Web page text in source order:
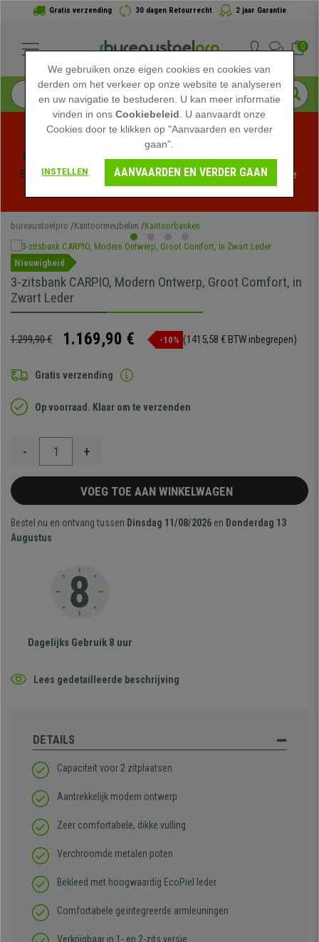
Gratis verzending 30 dagen Retourrecht 2 jaar Garantie
0
Profiteer van de Zomeruitverkoop bij bureaustoelpro!
Exclusieve kortingen voor een beperkte tijd - Bekijk de
bureaustoelpro Kantoormeubelen Kantoorbanken
Nieuwigheid
3-zitsbank CARPIO, Modern Ontwerp, Groot Comfort, in
Zwart Leder
1.299,90 € 1.169,90 € -10% (1415,58 € BTW inbegrepen)
Gratis verzending
Op voorraad. Klaar om te verzenden
- +
VOEG TOE AAN WINKELWAGEN
Bestel nu en ontvang tussen Dinsdag 11/08/2026 en Donderdag 13
Augustus
Dagelijks Gebruik 8 uur
Lees gedetailleerde beschrijving
DETAILS
Capaciteit voor 2 zitplaatsen
Aantrekkelijk modern ontwerp
Zeer comfortabele, dikke vulling
Verchroomde metalen poten
Bekleed met hoogwaardig EcoPiel leder
Comfortabele geïntegreerde armleuningen
Verkrijgbaar in 1- en 2-zits versie
We gebruiken onze eigen cookies en cookies van
derden om het verkeer op onze website te analyseren
en uw navigatie te bestuderen. U kan meer informatie
vinden in onsCookiebeleid . U aanvaardt onze
Cookies door te klikken op "Aanvaarden en verder
gaan".
INSTELLEN AANVAARDEN EN VERDER GAAN